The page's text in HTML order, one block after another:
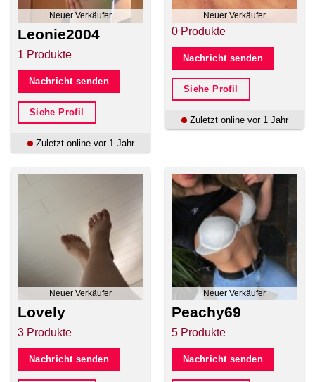
Neuer Verkäufer
Leonie2004
1 Produkte
Nachricht senden
Siehe Profil
Zuletzt online vor 1 Jahr
Neuer Verkäufer
0 Produkte
Nachricht senden
Siehe Profil
Zuletzt online vor 1 Jahr
Neuer Verkäufer
Lovely
3 Produkte
Nachricht senden
Neuer Verkäufer
Peachy69
5 Produkte
Nachricht senden